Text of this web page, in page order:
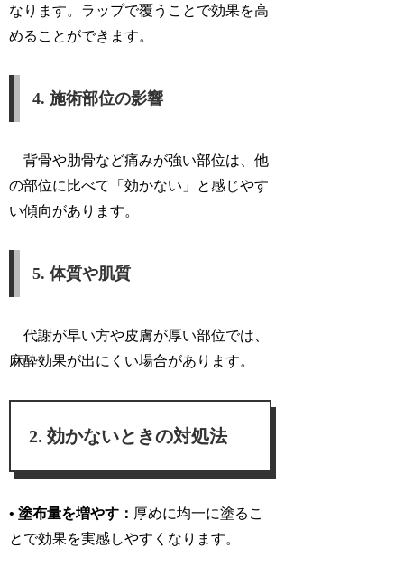
なります。ラップで覆うことで効果を高
めることができます。
4. 施術部位の影響
背骨や肋骨など痛みが強い部位は、他
の部位に比べて「効かない 」と感じやす
い傾向があります。
5. 体質や肌質
代謝が早い方や皮膚が厚い部位では、
麻酔効果が出にくい場合があります。
効かないときの対処法
• 塗布量を増やす： 厚めに均一に塗るこ
とで効果を実感しやすくなります。